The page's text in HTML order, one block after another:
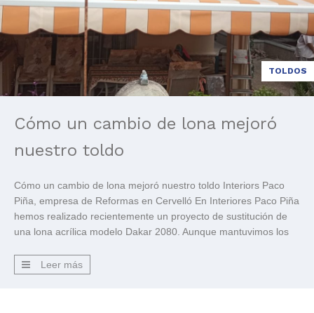
TOLDOS
Cómo un cambio de lona mejoró
nuestro toldo
Cómo un cambio de lona mejoró nuestro toldo Interiors Paco
Piña, empresa de Reformas en Cervelló En Interiores Paco Piña
hemos realizado recientemente un proyecto de sustitución de
una lona acrílica modelo Dakar 2080. Aunque mantuvimos los
sustituimos la deteriorada lona del toldo por una […]
Leer más